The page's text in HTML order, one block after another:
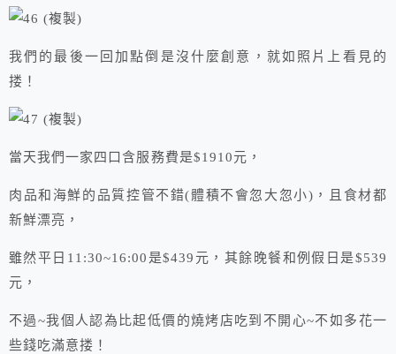
我們的最後一回加點倒是沒什麼創意，就如照片上看見的
搂！
當天我們一家四口含服務費是$1910元，
肉品和海鮮的品質控管不錯(體積不會忽大忽小)，且食材都
新鮮漂亮，
雖然平日11:30~16:00是$439元，其餘晚餐和例假日是$539
元，
不過~我個人認為比起低價的燒烤店吃到不開心~不如多花一
些錢吃滿意搂！